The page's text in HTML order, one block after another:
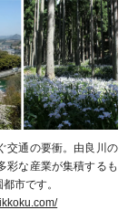
交通の要衝。由良川の
彩な産業が集積するも
市です。